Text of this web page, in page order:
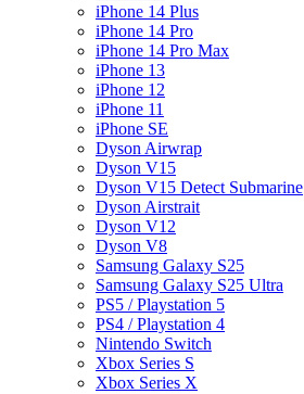
iPhone 14 Plus
iPhone 14 Pro
iPhone 14 Pro Max
iPhone 13
iPhone 12
iPhone 11
iPhone SE
Dyson Airwrap
Dyson V15
Dyson V15 Detect Submarine
Dyson Airstrait
Dyson V12
Dyson V8
Samsung Galaxy S25
Samsung Galaxy S25 Ultra
PS5 / Playstation 5
PS4 / Playstation 4
Nintendo Switch
Xbox Series S
Xbox Series X